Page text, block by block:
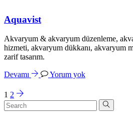
Aquavist
Akvaryum & akvaryum düzenleme,
hizmeti, akvaryum dükkanı, akvaryum
zarif tasarım.
Devamı Yorum yok
1 2